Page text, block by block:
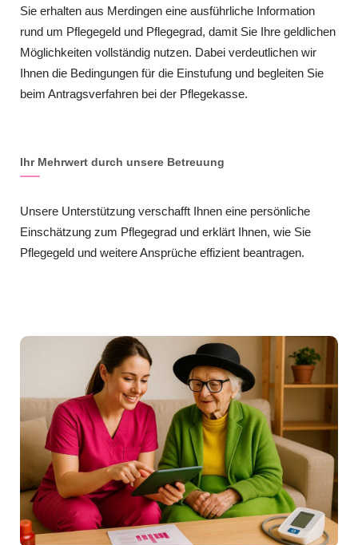
Sie erhalten aus Merdingen eine ausführliche Information
rund um Pflegegeld und Pflegegrad, damit Sie Ihre geldlichen
Möglichkeiten vollständig nutzen. Dabei verdeutlichen wir
Ihnen die Bedingungen für die Einstufung und begleiten Sie
beim Antragsverfahren bei der Pflegekasse.
Ihr Mehrwert durch unsere Betreuung
Unsere Unterstützung verschafft Ihnen eine persönliche
Einschätzung zum Pflegegrad und erklärt Ihnen, wie Sie
Pflegegeld und weitere Ansprüche effizient beantragen.